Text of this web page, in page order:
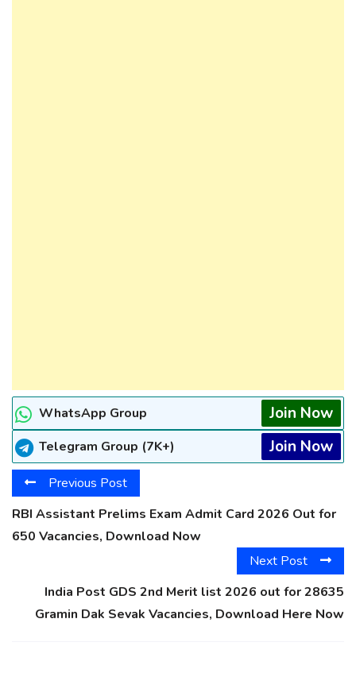
WhatsApp Group Join Now
Telegram Group (7K+) Join Now
Previous Post
RBI Assistant Prelims Exam Admit Card 2026 Out for
650 Vacancies, Download Now
Next Post
India Post GDS 2nd Merit list 2026 out for 28635
Gramin Dak Sevak Vacancies, Download Here Now